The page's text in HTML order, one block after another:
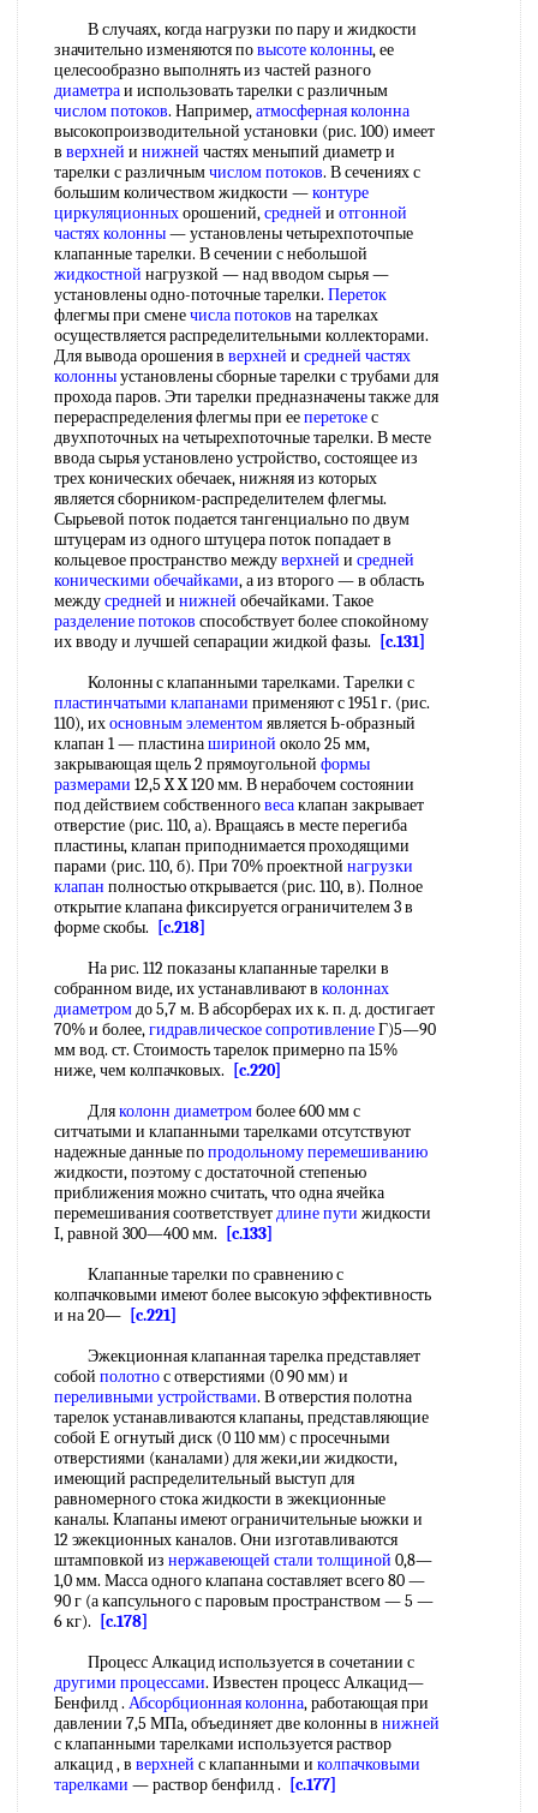
В случаях, когда нагрузки по пару и жидкости
значительно изменяются повысоте колонны, ее
целесообразно выполнять из частей разного
диаметраи использовать тарелки с различным
числом потоков. Например,атмосферная колонна
высокопроизводительной установки (рис. 100) имеет
в верхней и нижней частях меныпий диаметр и
тарелки с различнымчислом потоков. В сечениях с
большим количеством жидкости —контуре
циркуляционныхорошений,средней и отгонной
частях колонны— установлены четырехпоточпые
клапанные тарелки. В сечении с небольшой
жидкостной нагрузкой — над вводом сырья —
установлены одно-поточные тарелки. Переток
флегмы при сменечисла потоков на тарелках
осуществляется распределительными коллекторами.
Для вывода орошения в верхней и средней частях
колонныустановлены сборные тарелки с трубами для
прохода паров. Эти тарелки предназначены также для
перераспределения флегмы при ееперетокес
двухпоточных на четырехпоточные тарелки. В месте
ввода сырья установлено устройство, состоящее из
трех конических обечаек, нижняя из которых
является сборником-распределителем флегмы.
Сырьевой поток подается тангенциально по двум
штуцерам из одного штуцера поток попадает в
кольцевое пространство междуверхней и средней
коническими обечайками, а из второго — в область
междусредней и нижней обечайками. Такое
разделение потоков способствует более спокойному
их вводу и лучшей сепарации жидкой фазы.
[c.131]
Колонны с клапанными тарелками. Тарелки с
пластинчатыми клапанами применяют с 1951 г. (рис.
110), ихосновным элементомявляется Ь-образный
клапан 1 — пластинашириной около 25 мм,
закрывающая щель 2 прямоугольной формы
размерами 12,5 X X 120 мм. В нерабочем состоянии
под действием собственноговесаклапан закрывает
отверстие (рис. 110, а). Вращаясь в месте перегиба
пластины, клапан приподнимается проходящими
парами (рис. 110, б). При 70% проектной нагрузки
клапан полностью открывается (рис. 110, в). Полное
открытие клапана фиксируется ограничителем 3 в
форме скобы.
[c.218]
На рис. 112 показаны клапанные тарелки в
собранном виде, их устанавливают в колоннах
диаметромдо 5,7 м. В абсорберах их к. п. д. достигает
70% и более,гидравлическое сопротивлениеГ)5—90
мм вод. ст. Стоимость тарелок примерно па 15%
ниже, чем колпачковых.
[c.220]
Дляколонн диаметромболее 600 мм с
ситчатыми и клапанными тарелками отсутствуют
надежные данные попродольному перемешиванию
жидкости, поэтому с достаточной степенью
приближения можно считать, что одна ячейка
перемешивания соответствуетдлине пути жидкости
I, равной 300—400 мм.
[c.133]
Клапанные тарелки по сравнению с
колпачковыми имеют более высокую эффективность
и на 20— [c.221]
Эжекционная клапанная тарелка представляет
собой полотнос отверстиями (0 90 мм) и
переливными устройствами. В отверстия полотна
тарелок устанавливаются клапаны, представляющие
собой Е огнутый диск (0 110 мм) с просечными
отверстиями (каналами) для жеки,ии жидкости,
имеющий распределительный выступ для
равномерного стока жидкости в эжекционные
каналы. Клапаны имеют ограничительные ьюжки и
12 эжекционных каналов. Они изготавливаются
штамповкой из нержавеющей стали толщиной 0,8—
1,0 мм. Масса одного клапана составляет всего 80 —
90 г (а капсульного с паровым пространством — 5 —
6 кг).
[c.178]
Процесс Алкацид используется в сочетании с
другими процессами. Известен процесс Алкацид—
Бенфилд . Абсорбционная колонна, работающая при
давлении 7,5 МПа, объединяет две колонны в нижней
с клапанными тарелками используется раствор
алкацид , в верхней с клапанными и колпачковыми
тарелками — раствор бенфилд . [c.177]